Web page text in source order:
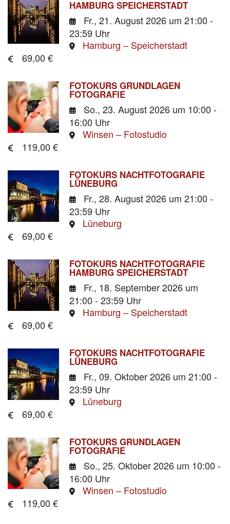
HAMBURG SPEICHERSTADT
Fr., 21. August 2026 um 21:00 -
23:59 Uhr
Hamburg – Speicherstadt
69,00 €
FOTOKURS GRUNDLAGEN
FOTOGRAFIE
So., 23. August 2026 um 10:00 -
16:00 Uhr
Winsen – Fotostudio
119,00 €
FOTOKURS NACHTFOTOGRAFIE
LÜNEBURG
Fr., 28. August 2026 um 21:00 -
23:59 Uhr
Lüneburg
69,00 €
FOTOKURS NACHTFOTOGRAFIE
HAMBURG SPEICHERSTADT
Fr., 18. September 2026 um
21:00 - 23:59 Uhr
Hamburg – Speicherstadt
69,00 €
FOTOKURS NACHTFOTOGRAFIE
LÜNEBURG
Fr., 09. Oktober 2026 um 21:00 -
23:59 Uhr
Lüneburg
69,00 €
FOTOKURS GRUNDLAGEN
FOTOGRAFIE
So., 25. Oktober 2026 um 10:00 -
16:00 Uhr
Winsen – Fotostudio
119,00 €